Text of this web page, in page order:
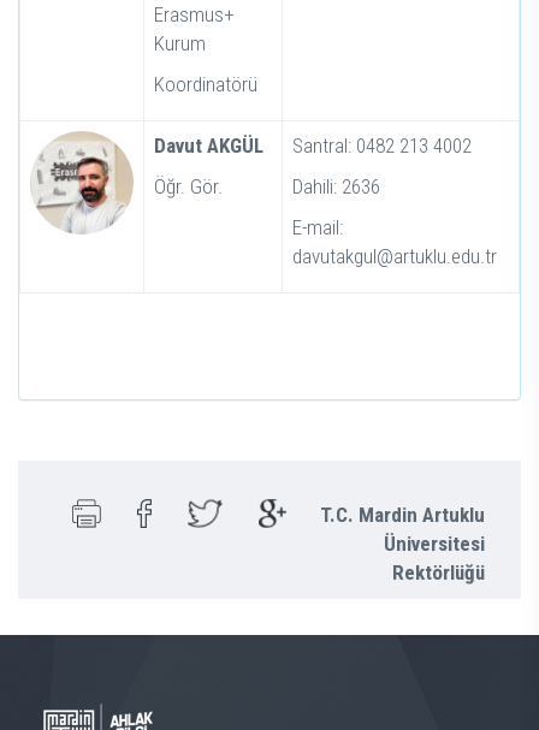
Erasmus+
Kurum
Koordinatörü
Davut AKGÜL
Öğr. Gör.
Santral: 0482 213 4002
Dahili: 2636
E-mail:
davutakgul@artuklu.edu.tr
T.C. Mardin Artuklu
Üniversitesi
Rektörlüğü